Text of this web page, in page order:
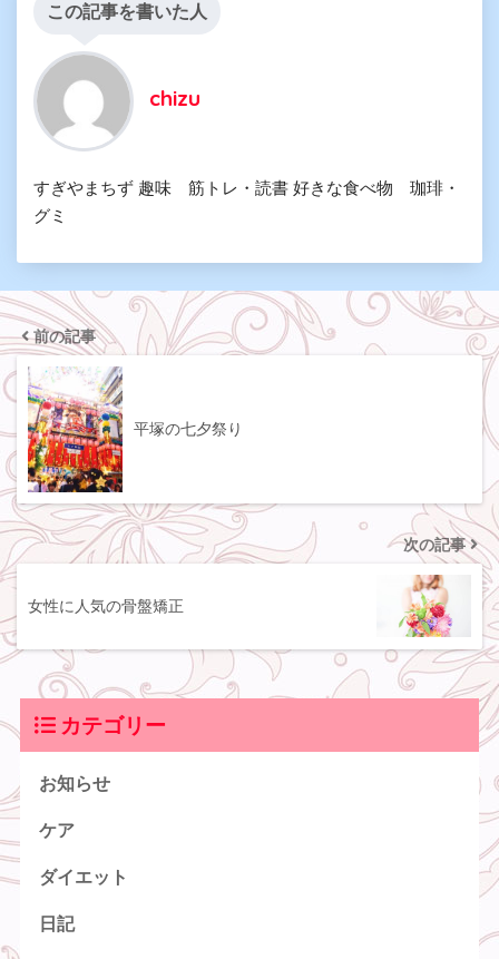
この記事を書いた人
chizu
すぎやまちず 趣味 筋トレ・読書 好きな食べ物 珈琲・
グミ
前の記事
平塚の七夕祭り
次の記事
女性に人気の骨盤矯正
カテゴリー
お知らせ
ケア
ダイエット
日記